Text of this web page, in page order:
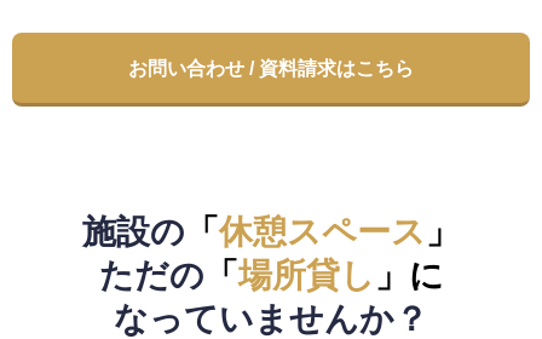
お問い合わせ / 資料請求はこちら
施設の 「休憩スペース 」
ただの 「場所貸し 」 に
なっていませんか？